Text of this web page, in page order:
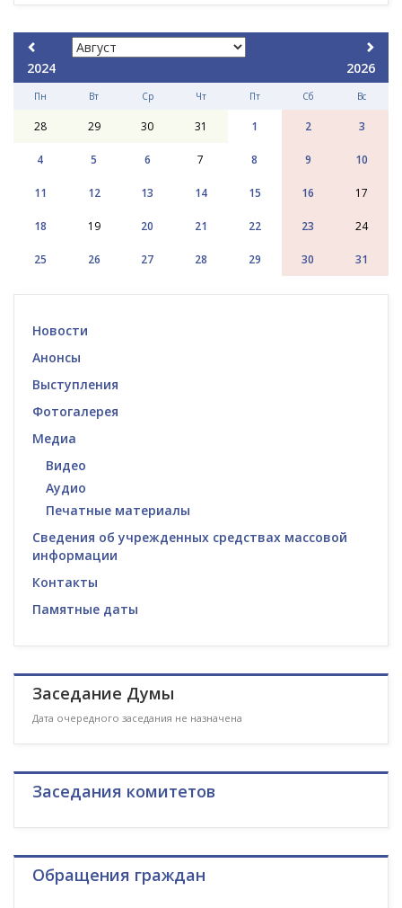
2024 2026
Пн Вт Ср Чт Пт Сб Вс
28 29 30 31 1 2 3
4 5 6 7 8 9 10
11 12 13 14 15 16 17
18 19 20 21 22 23 24
25 26 27 28 29 30 31
Новости
Анонсы
Выступления
Фотогалерея
Медиа
Видео
Аудио
Печатные материалы
Сведения об учрежденных средствах массовой
информации
Контакты
Памятные даты
Заседание Думы
Дата очередного заседания не назначена
Заседания комитетов
Обращения граждан